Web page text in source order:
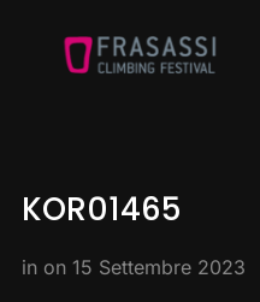
KOR01465
in on 15 Settembre 2023